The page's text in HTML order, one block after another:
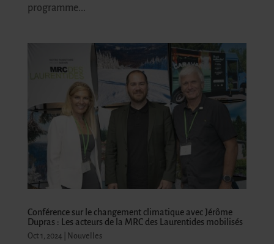
programme...
Conférence sur le changement climatique avec Jérôme
Dupras : Les acteurs de la MRC des Laurentides mobilisés
Oct 1, 2024 Nouvelles